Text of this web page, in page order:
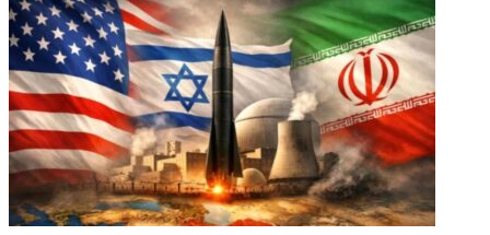
বিএমইউ
উপাচার্য